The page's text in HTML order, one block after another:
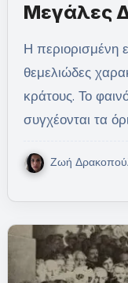
Μεγάλες
Η περιορισμένη εθνική κυριαρχία αποτελεί
θεμελιώδες
κράτους. Το
συγχέονται τα
Ζωή